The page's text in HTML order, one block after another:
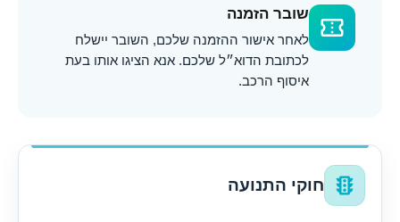
confirmation_number
שובר הזמנה
לאחר אישור ההזמנה שלכם, השובר יישלח
לכתובת הדוא״ל שלכם. אנא הציגו אותו בעת
איסוף הרכב.
traffic חוקי התנועה